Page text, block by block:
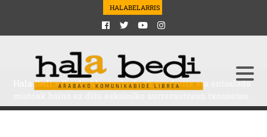
HALABELARRIS
Hala Bedi>Ikasle Abertzaleak-ek sandwitx eta entsalada